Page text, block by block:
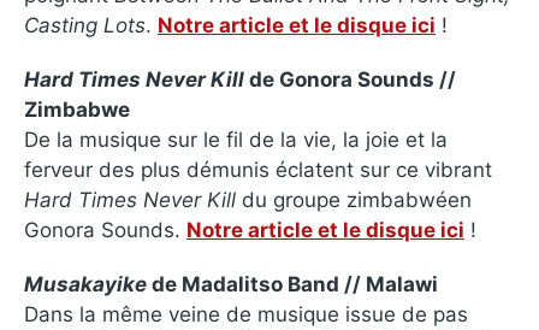
Casting Lots. Notre article et le disque ici !
Hard Times Never Kill de Gonora Sounds //
Zimbabwe
De la musique sur le fil de la vie, la joie et la
ferveur des plus démunis éclatent sur ce vibrant
Hard Times Never Kill du groupe zimbabwéen
Gonora Sounds. Notre article et le disque ici !
Musakayike de Madalitso Band // Malawi
Dans la même veine de musique issue de pas